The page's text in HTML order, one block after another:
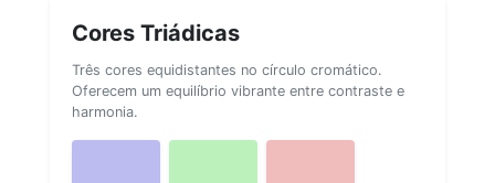
Cores Triádicas
Três cores equidistantes no círculo cromático.
Oferecem um equilíbrio vibrante entre contraste e
harmonia.